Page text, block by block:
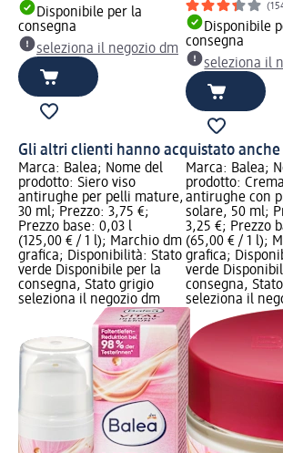
Disponibile per la
consegna
seleziona il negozio dm
Disponibile
consegna
seleziona il
Gli altri clienti hanno acquistato anche
Marca: Balea; Nome del
prodotto: Siero viso
antirughe per pelli mature,
30 ml; Prezzo: 3,75 €;
Prezzo base: 0,03 l
(125,00 € / 1 l); Marchio dm
grafica; Disponibilità: Stato
verde Disponibile per la
consegna, Stato grigio
seleziona il negozio dm
Marca: Balea;
prodotto:
antirughe con
solare, 50 ml;
3,25 €; Prezzo
(65,00 € / 1 l);
grafica;
verde
consegna,
seleziona il